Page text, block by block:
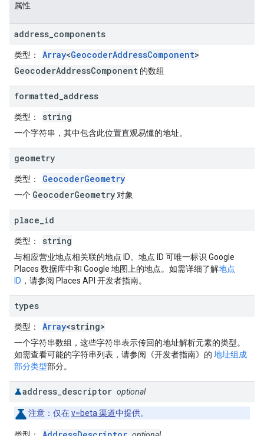
属性
address components
类型 ： Array<GeocoderAddressComponent>
GeocoderAddressComponent 的数组
formatted address
类型 ： string
一个字符串，其中包含此位置直观易懂的地址。
geometry
类型 ： GeocoderGeometry
一个 GeocoderGeometry 对象
place id
类型 ： string
与相应营业地点相关联的地点 ID。地点 ID 可唯一标识 Google
Places 数据库中和 Google 地图上的地点。如需详细了解地点
ID ，请参阅 Places API 开发者指南。
types
类型 ： Array<string>
一个字符串数组，这些字符串表示传回的地址解析元素的类型。
如需查看可能的字符串列表，请参阅《开发者指南》的 地址组成
部分类型部分。
address descriptor optional
注意 ：仅在v=beta 渠道中提供。